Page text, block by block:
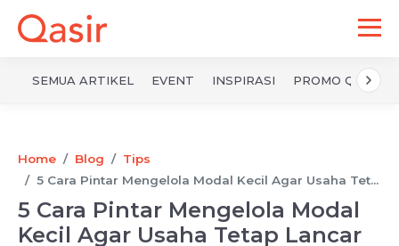
SEMUA ARTIKEL EVENT INSPIRASI PROMO QASIR
Home Blog
Tips
5 Cara Pintar Mengelola Modal Kecil Agar Usaha Tet...
5 Cara Pintar Mengelola Modal
Kecil Agar Usaha Tetap Lancar